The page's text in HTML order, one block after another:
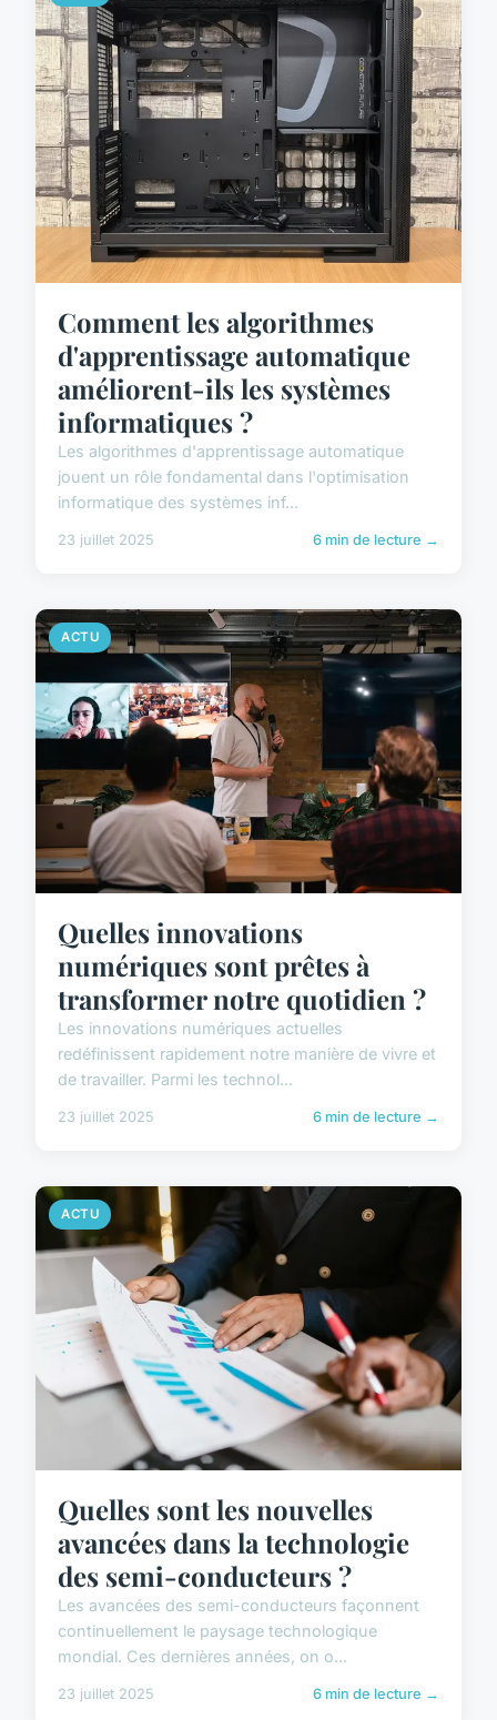
Comment les algorithmes
d'apprentissage automatique
améliorent-ils les systèmes
informatiques ?
Les algorithmes d'apprentissage automatique
jouent un rôle fondamental dans l'optimisation
informatique des systèmes inf...
23 juillet 2025 6 min de lecture →
ACTU
Quelles innovations
numériques sont prêtes à
transformer notre quotidien ?
Les innovations numériques actuelles
redéfinissent rapidement notre manière de vivre et
de travailler. Parmi les technol...
23 juillet 2025 6 min de lecture →
ACTU
Quelles sont les nouvelles
avancées dans la technologie
des semi-conducteurs ?
Les avancées des semi-conducteurs façonnent
continuellement le paysage technologique
mondial. Ces dernières années, on o...
23 juillet 2025 6 min de lecture →